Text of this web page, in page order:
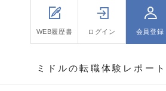
WEB履歴書 ログイン 会員登録
ミドルの転職体験レポート